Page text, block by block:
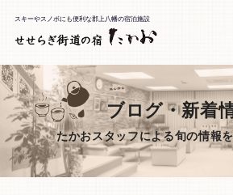
スキーやスノボにも便利な郡上八幡の宿泊施設
ブログ・新着
たかおスタッフによる旬の情報